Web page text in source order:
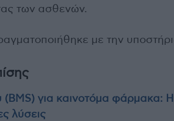
των ασθενών.
με την
(BMS) για καινοτόμα φάρμακα:
λύσεις